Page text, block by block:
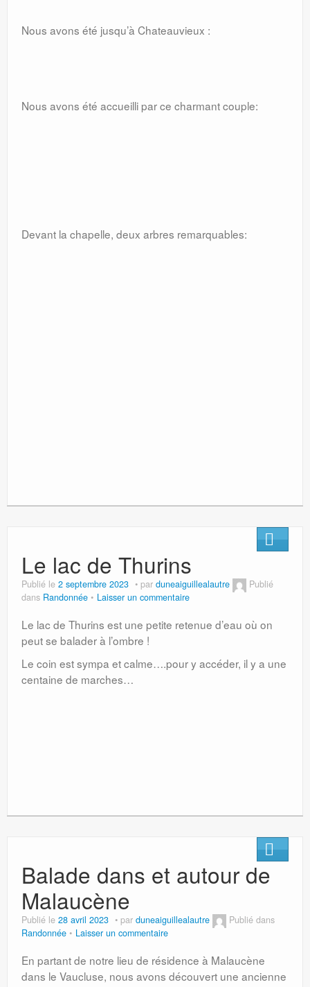
Nous avons été jusqu’à Chateauvieux :
Nous avons été accueilli par ce charmant couple:
Devant la chapelle, deux arbres remarquables:
Le lac de Thurins
Publié le 2 septembre 2023 par duneaiguillealautre
Publié
dans Randonnée Laisser un commentaire
Le lac de Thurins est une petite retenue d’eau où on
peut se balader à l’ombre !
Le coin est sympa et calme….pour y accéder, il y a une
centaine de marches…
Balade dans et autour de
Malaucène
Publié le 28 avril 2023 par duneaiguillealautre
Publié dans
Randonnée
Laisser un commentaire
En partant de notre lieu de résidence à Malaucène
dans le Vaucluse, nous avons découvert une ancienne